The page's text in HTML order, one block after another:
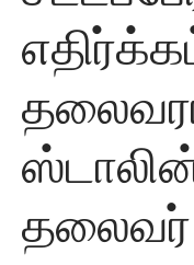
தலைவர்